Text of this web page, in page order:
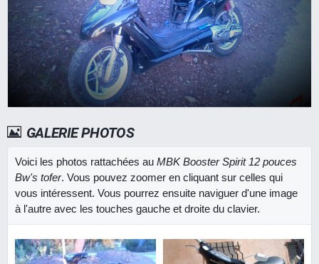
GALERIE PHOTOS
Voici les photos rattachées au MBK Booster Spirit 12 pouces
Bw's tofer. Vous pouvez zoomer en cliquant sur celles qui
vous intéressent. Vous pourrez ensuite naviguer d'une image
à l'autre avec les touches gauche et droite du clavier.